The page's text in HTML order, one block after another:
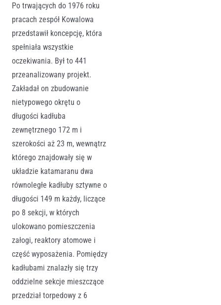
Po trwających do 1976 roku
pracach zespół Kowalowa
przedstawił koncepcję, która
spełniała wszystkie
oczekiwania. Był to 441
przeanalizowany projekt.
Zakładał on zbudowanie
nietypowego okrętu o
długości kadłuba
zewnętrznego 172 m i
szerokości aż 23 m, wewnątrz
którego znajdowały się w
układzie katamaranu dwa
równoległe kadłuby sztywne o
długości 149 m każdy, liczące
po 8 sekcji, w których
ulokowano pomieszczenia
załogi, reaktory atomowe i
część wyposażenia. Pomiędzy
kadłubami znalazły się trzy
oddzielne sekcje mieszczące
przedział torpedowy z 6